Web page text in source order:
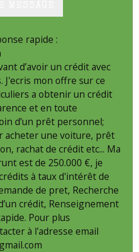
rapide :
d’avoir un crédit avec
J'ecris mon offre sur ce
a obtenir un crédit
et en toute
d’un prêt personnel;
une voiture, prêt
rachat de crédit etc... Ma
est de 250.000 €, je
à taux d'intérêt de
de pret, Recherche
crédit, Renseignement
Pour plus
à l'adresse email